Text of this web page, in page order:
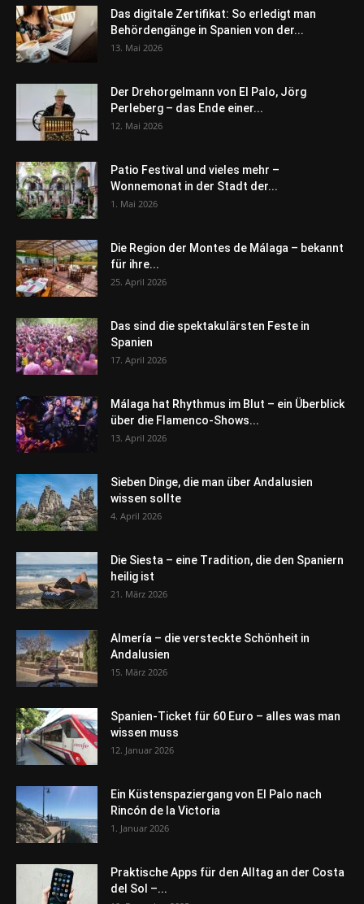
Das digitale Zertifikat: So erledigt man
Behördengänge in Spanien von der...
13. Mai 2026
Der Drehorgelmann von El Palo, Jörg
Perleberg – das Ende einer...
12. Mai 2026
Patio Festival und vieles mehr –
Wonnemonat in der Stadt der...
1. Mai 2026
Die Region der Montes de Málaga – bekannt
für ihre...
25. April 2026
Das sind die spektakulärsten Feste in
Spanien
17. April 2026
Málaga hat Rhythmus im Blut – ein Überblick
über die Flamenco-Shows...
13. April 2026
Sieben Dinge, die man über Andalusien
wissen sollte
4. April 2026
Die Siesta – eine Tradition, die den Spaniern
heilig ist
21. März 2026
Almería – die versteckte Schönheit in
Andalusien
15. März 2026
Spanien-Ticket für 60 Euro – alles was man
wissen muss
12. Januar 2026
Ein Küstenspaziergang von El Palo nach
Rincón de la Victoria
1. Januar 2026
Praktische Apps für den Alltag an der Costa
del Sol –...